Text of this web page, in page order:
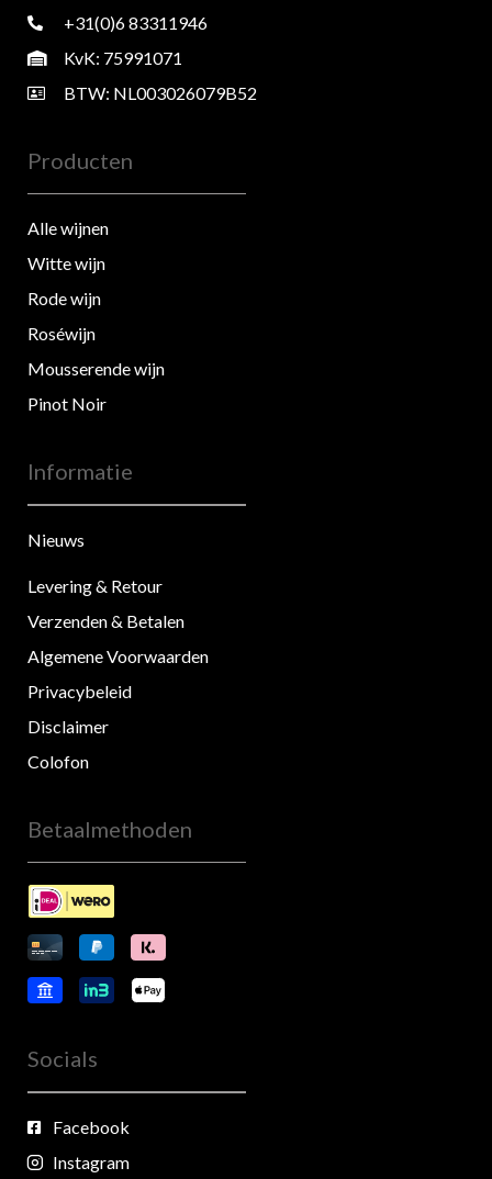
+31(0)6 83311946
KvK: 75991071
BTW: NL003026079B52
Producten
Alle wijnen
Witte wijn
Rode wijn
Roséwijn
Mousserende wijn
Pinot Noir
Informatie
Nieuws
Levering & Retour
Verzenden & Betalen
Algemene Voorwaarden
Privacybeleid
Disclaimer
Colofon
Betaalmethoden
Socials
Facebook
Instagram